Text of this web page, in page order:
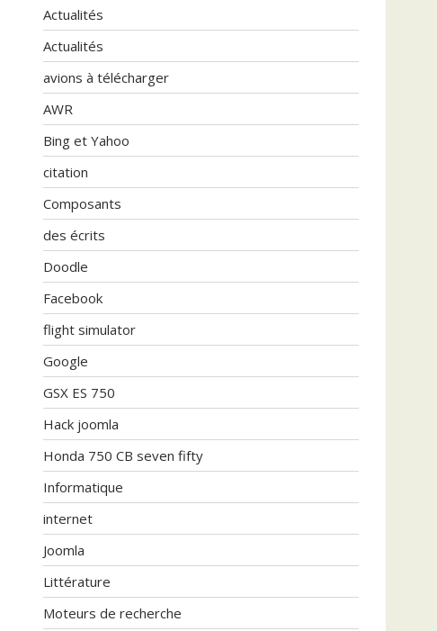
Actualités
Actualités
avions à télécharger
AWR
Bing et Yahoo
citation
Composants
des écrits
Doodle
Facebook
flight simulator
Google
GSX ES 750
Hack joomla
Honda 750 CB seven fifty
Informatique
internet
Joomla
Littérature
Moteurs de recherche